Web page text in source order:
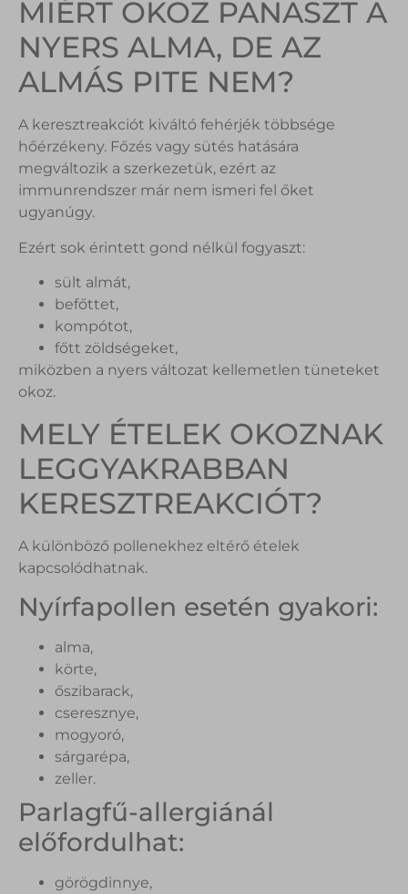
MIÉRT OKOZ PANASZT A
NYERS ALMA, DE AZ
ALMÁS PITE NEM?
A keresztreakciót kiváltó fehérjék többsége
hőérzékeny. Főzés vagy sütés hatására
megváltozik a szerkezetük, ezért az
immunrendszer már nem ismeri fel őket
ugyanúgy.
Ezért sok érintett gond nélkül fogyaszt:
sült almát,
befőttet,
kompótot,
főtt zöldségeket,
miközben a nyers változat kellemetlen tüneteket
okoz.
MELY ÉTELEK OKOZNAK
LEGGYAKRABBAN
KERESZTREAKCIÓT?
A különböző pollenekhez eltérő ételek
kapcsolódhatnak.
Nyírfapollen esetén gyakori:
alma,
körte,
őszibarack,
cseresznye,
mogyoró,
sárgarépa,
zeller.
Parlagfű-allergiánál
előfordulhat:
görögdinnye,